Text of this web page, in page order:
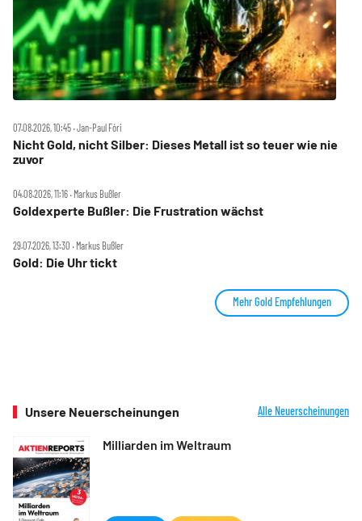
07.08.2026, 10:45 ‧ Jan-Paul Fóri
Nicht Gold, nicht Silber: Dieses Metall ist so teuer wie nie
zuvor
04.08.2026, 11:16 ‧ Markus Bußler
Goldexperte Bußler: Die Frustration wächst
29.07.2026, 13:30 ‧ Markus Bußler
Gold: Die Uhr tickt
Mehr Gold Empfehlungen
Unsere Neuerscheinungen Alle Neuerscheinungen
Milliarden im Weltraum